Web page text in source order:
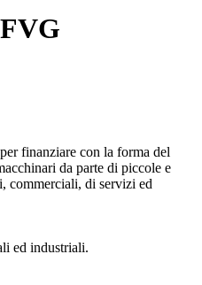
finanziare con la forma del
da parte di piccole e
commerciali, di servizi ed
ed industriali.